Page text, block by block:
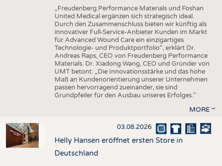
PUBLIKATIONEN
„Freudenberg Performance Materials und Foshan
United Medical ergänzen sich strategisch ideal.
Durch den Zusammenschluss bieten wir künftig als
innovativer Full-Service-Anbieter Kunden im Markt
für Advanced Wound Care ein einzigartiges
Technologie- und Produktportfolio“, erklärt Dr.
Andreas Raps, CEO von Freudenberg Performance
Materials. Dr. Xiadong Wang, CEO und Gründer von
UMT betont: „Die Innovationsstärke und das hohe
Maß an Kundenorientierung unserer Unternehmen
passen hervorragend zueinander, sie sind
Grundpfeiler für den Ausbau unseres Erfolges.“
MORE
03.08.2026
Helly Hansen eröffnet ersten Store in
Deutschland